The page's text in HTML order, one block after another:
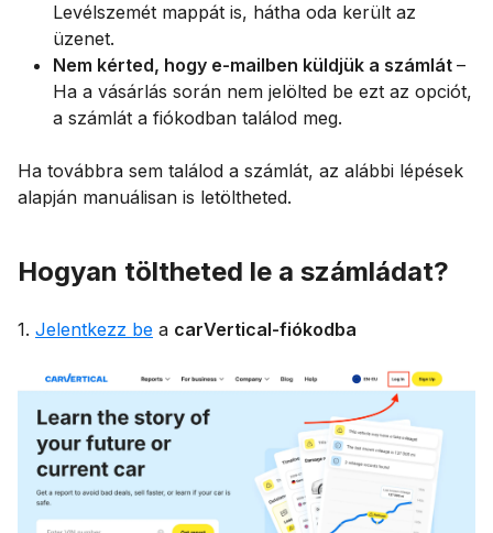
Levélszemét mappát is, hátha oda került az
üzenet.
Nem kérted, hogy e-mailben küldjük a számlát –
Ha a vásárlás során nem jelölted be ezt az opciót,
a számlát a fiókodban találod meg.
Ha továbbra sem találod a számlát, az alábbi lépések
alapján manuálisan is letöltheted.
Hogyan töltheted le a számládat?
1. Jelentkezz be a carVertical-fiókodba